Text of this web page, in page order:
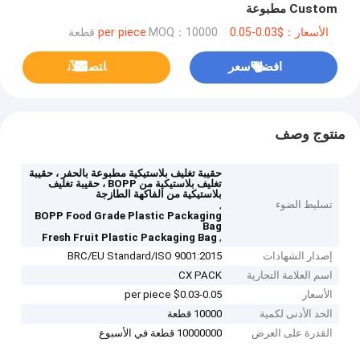
Custom مطبوعة
الأسعار：$0.03-0.05 per piece MOQ：10000 قطعة
افضل سعر ﺎﺘﺼﻟ ﺍﻶﻧ
منتوج وصف
تسليط الضوء
حقيبة تغليف بلاستيكية مطبوعة بالحفر ، حقيبة
تغليف بلاستيكية من BOPP ، حقيبة تغليف
بلاستيكية من الفاكهة الطازجة
,
BOPP Food Grade Plastic Packaging
Bag
,
Fresh Fruit Plastic Packaging Bag
إصدار الشهادات
BRC/EU Standard/ISO 9001:2015
اسم العلامة التجارية
CX PACK
الأسعار
$0.03-0.05 per piece
الحد الأدنى لكمية
10000 قطعة
القدرة على العرض
10000000 قطعة في الأسبوع